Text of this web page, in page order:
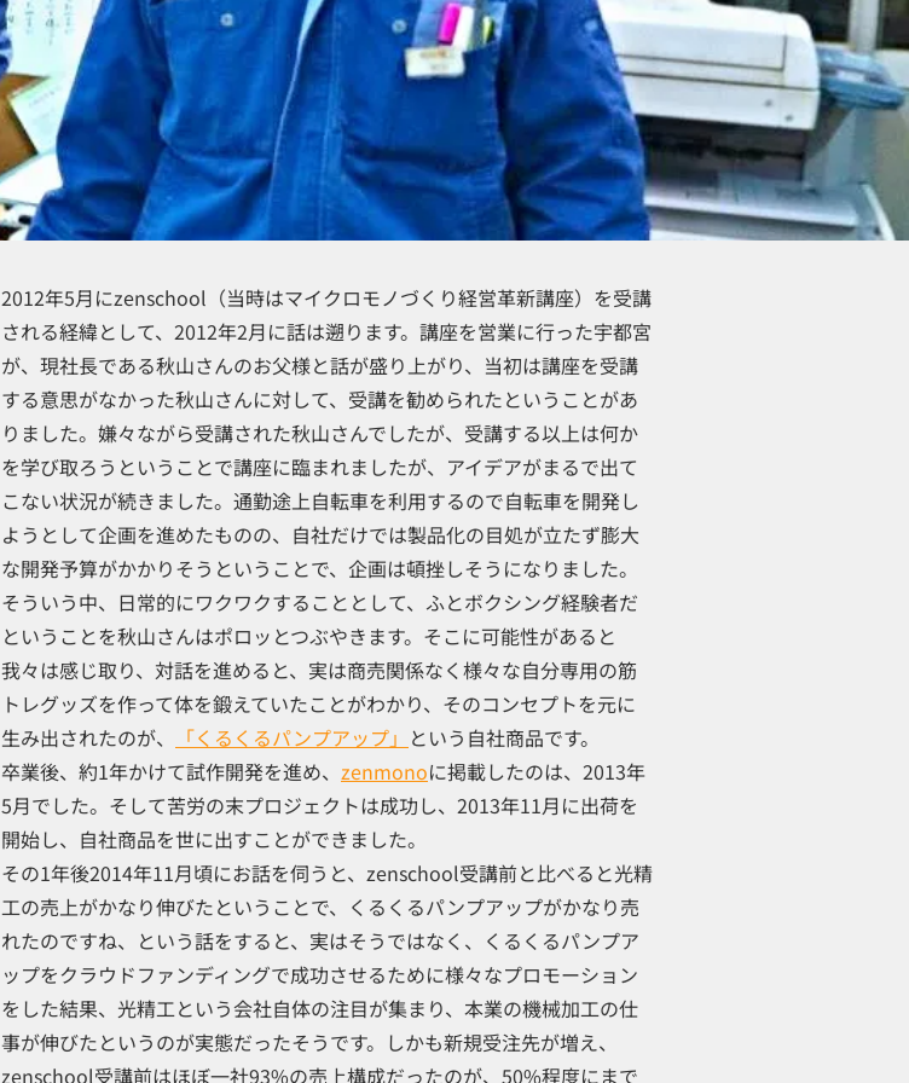
2012年5月にzenschool（当時はマイクロモノづくり経営革新講座）を受講
される経緯として、2012年2月に話は遡ります。講座を営業に行った宇都宮
が、現社長である秋山さんのお父様と話が盛り上がり、当初は講座を受講
する意思がなかった秋山さんに対して、受講を勧められたということがあ
りました。嫌々ながら受講された秋山さんでしたが、受講する以上は何か
を学び取ろうということで講座に臨まれましたが、アイデアがまるで出て
こない状況が続きました。通勤途上自転車を利用するので自転車を開発し
ようとして企画を進めたものの、自社だけでは製品化の目処が立たず膨大
な開発予算がかかりそうということで、企画は頓挫しそうになりました。
そういう中、日常的にワクワクすることとして、ふとボクシング経験者だ
ということを秋山さんはポロッとつぶやきます。そこに可能性があると
我々は感じ取り、対話を進めると、実は商売関係なく様々な自分専用の筋
トレグッズを作って体を鍛えていたことがわかり、そのコンセプトを元に
生み出されたのが、
「くるくるパンプアップ」 という自社商品です。
卒業後、約1年かけて試作開発を進め、 zenmonoに掲載したのは、2013年
5月でした。そして苦労の末プロジェクトは成功し、2013年11月に出荷を
開始し、自社商品を世に出すことができました。
その1年後2014年11月頃にお話を伺うと、zenschool受講前と比べると光精
工の売上がかなり伸びたということで、くるくるパンプアップがかなり売
れたのですね、という話をすると、実はそうではなく、くるくるパンプア
ップをクラウドファンディングで成功させるために様々なプロモーション
をした結果、光精工という会社自体の注目が集まり、本業の機械加工の仕
事が伸びたというのが実態だったそうです。しかも新規受注先が増え、
zenschool受講前はほぼ一社93%の売上構成だったのが、50%程度にまで